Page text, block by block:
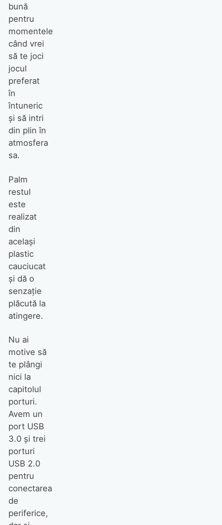
bună
pentru
momentele
când vrei
să te joci
jocul
preferat
în
întuneric
şi să intri
din plin în
atmosfera
sa.
Palm
restul
este
realizat
din
acelaşi
plastic
cauciucat
şi dă o
senzaţie
plăcută la
atingere.
Nu ai
motive să
te plângi
nici la
capitolul
porturi.
Avem un
port USB
3.0 şi trei
porturi
USB 2.0
pentru
conectarea
de
periferice,